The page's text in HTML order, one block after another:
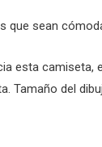
que sean
esta
Tamaño del